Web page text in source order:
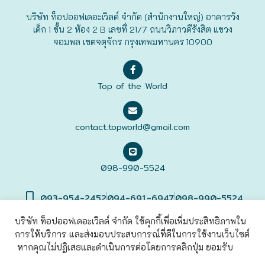
บริษัท ท็อปออฟเดอะเวิลด์ จำกัด (สำนักงานใหญ่) อาคารวัง
เด็ก 1 ชั้น 2 ห้อง 2 B เลขที่ 21/7 ถนนวิภาวดีรังสิต แขวง
จอมพล เขตจตุจักร กรุงเทพมหานคร 10900
Top of the World
contact.topworld@gmail.com
098-990-5524
093-954-2452094-691-6947098-990-5524
©2022 Top of The World Co., Ltd. All rights Reserved. | เข้าสู่
บริษัท ท็อปออฟเดอะเวิลด์ จำกัด ใช้คุกกี้เพื่อเพิ่มประสิทธิภาพใน
การให้บริการ และส่งมอบประสบการณ์ที่ดีในการใช้งานเว็บไซต์
หากคุณไม่ปฏิเสธและดำเนินการต่อโดยการคลิกปุ่ม ยอมรับ
ฟุกุโอะกะ
ฟูระโนะ